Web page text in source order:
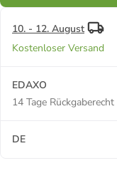
10. - 12. August
Kostenloser Versand
EDAXO
14 Tage Rückgaberecht
DE